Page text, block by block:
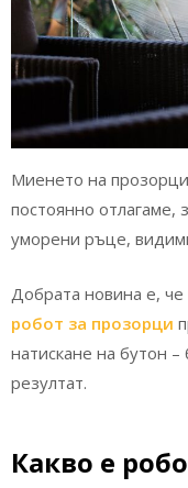
Миенето на
постоянно отлагаме,
уморени ръце,
Добрата новина е,
робот за прозорци
натискане на бутон
резултат.
Какво е